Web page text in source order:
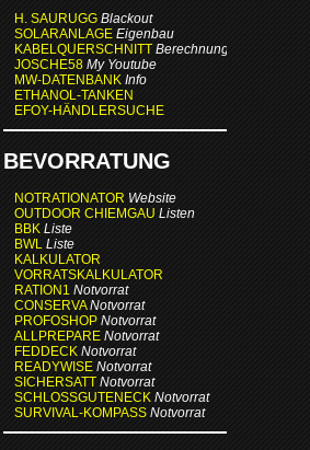
H. SAURUGG Blackout
SOLARANLAGE Eigenbau
KABELQUERSCHNITT Berechnung
JOSCHE58 My Youtube
MW-DATENBANK Info
ETHANOL-TANKEN
EFOY-HÄNDLERSUCHE
BEVORRATUNG
NOTRATIONATOR Website
OUTDOOR CHIEMGAU Listen
BBK Liste
BWL Liste
KALKULATOR
VORRATSKALKULATOR
RATION1 Notvorrat
CONSERVA Notvorrat
PROFOSHOP Notvorrat
ALLPREPARE Notvorrat
FEDDECK Notvorrat
READYWISE Notvorrat
SICHERSATT Notvorrat
SCHLOSSGUTENECK Notvorrat
SURVIVAL-KOMPASS Notvorrat